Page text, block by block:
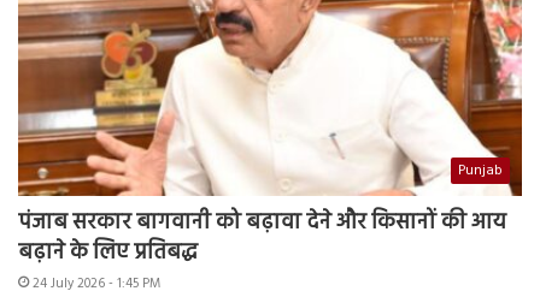
Punjab
पंजाब सरकार बागवानी को बढ़ावा देने और किसानों की आय
बढ़ाने के लिए प्रतिबद्ध
24 July 2026 - 1:45 PM